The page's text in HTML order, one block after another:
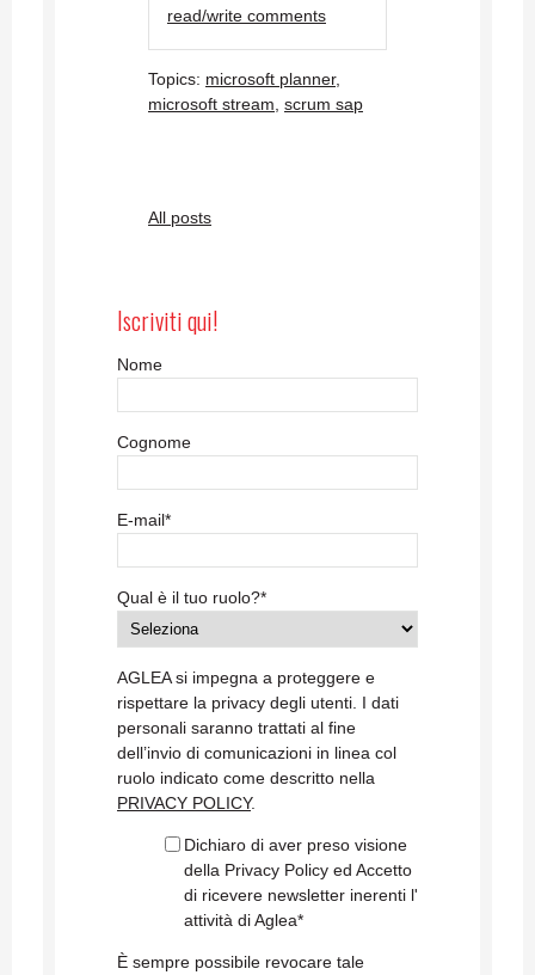
read/write comments
Topics: microsoft planner,
microsoft stream scrum sap
All posts
Iscriviti qui!
Nome
Cognome
E-mail*
Qual è il tuo ruolo?*
AGLEA si impegna a proteggere e
rispettare la privacy degli utenti. I dati
personali saranno trattati al fine
dell’invio di comunicazioni in linea col
ruolo indicato come descritto nella
PRIVACY POLICY.
Dichiaro di aver preso visione
della Privacy Policy ed Accetto
di ricevere newsletter inerenti l'
attività di Aglea*
È sempre possibile revocare tale